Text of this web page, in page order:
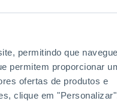
permitindo que
permitem proporcionar
ofertas de produtos e
clique em